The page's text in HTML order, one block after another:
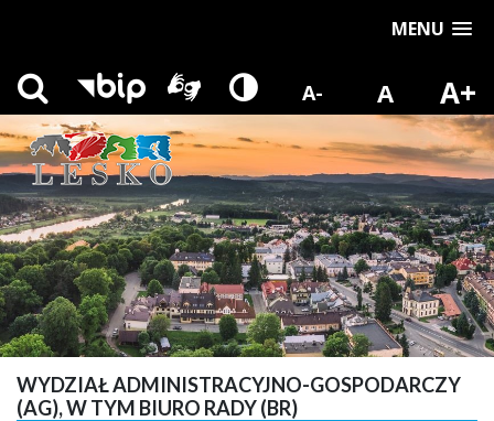
MENU
A- A A+
WYDZIAŁ ADMINISTRACYJNO-GOSPODARCZY
(AG), W TYM BIURO RADY (BR)